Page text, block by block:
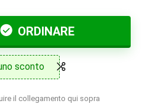
ORDINARE
sconto
il collegamento qui sopra